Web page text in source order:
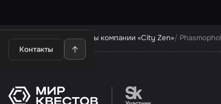
Контакты
Квесты в Казани Квесты компании «City Zen»
Перейти на сайт